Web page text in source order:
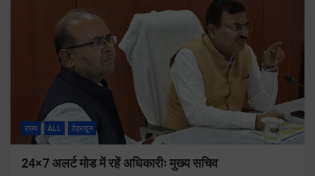
राज्य ALL देहरादून
24×7 अलर्ट मोड में रहें अधिकारीः मुख्य सचिव